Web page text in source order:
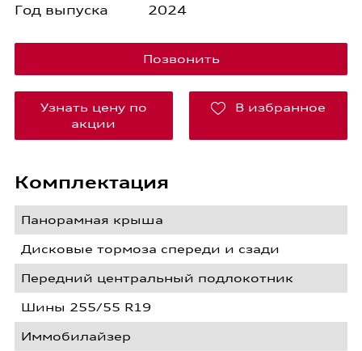
Год выпуска
2024
Позвонить
Узнать цену по
акции
В избранное
Комплектация
Панорамная крыша
Дисковые тормоза спереди и сзади
Передний центральный подлокотник
Шины 255/55 R19
Иммобилайзер